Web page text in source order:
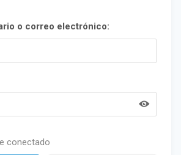
o correo electrónico:
conectado